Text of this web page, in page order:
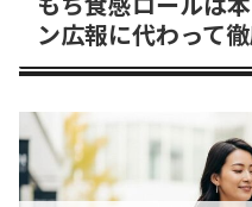
ン広報に代わって